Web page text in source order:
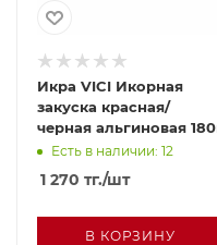
Икра VICI Икорная
закуска красная/
черная альгиновая
Есть в наличии: 12
1 270 тг./шт
В КОРЗИНУ